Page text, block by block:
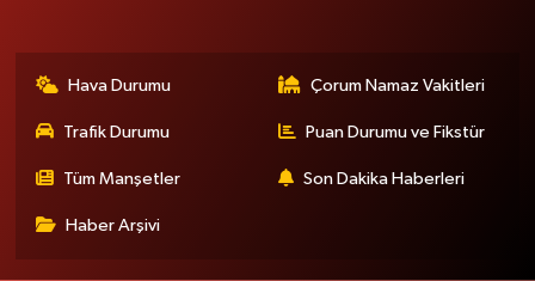
Hava Durumu Çorum Namaz Vakitleri
Trafik Durumu Puan Durumu ve Fikstür
Tüm Manşetler Son Dakika Haberleri
Haber Arşivi